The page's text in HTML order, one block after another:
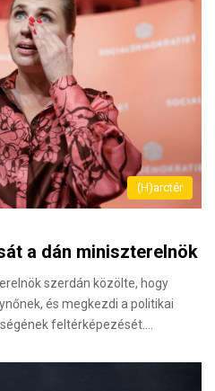
(H)arctér
a dán miniszterelnök
szerdán közölte, hogy
és megkezdi a politikai
feltérképezését.…